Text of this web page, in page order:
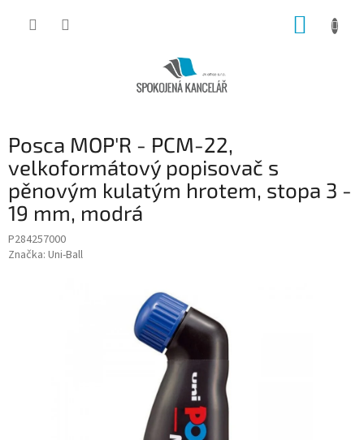
Posca MOP'R - PCM-22,
velkoformátový popisovač s
pěnovým kulatým hrotem, stopa 3 -
19 mm, modrá
P284257000
Značka: Uni-Ball